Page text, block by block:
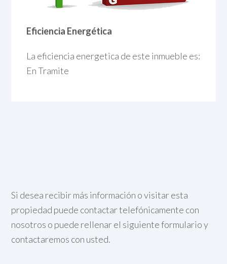
Eficiencia Energética
La eficiencia energetica de este inmueble es:
En Tramite
Si desea recibir más información o visitar esta
propiedad puede contactar telefónicamente con
nosotros o puede rellenar el siguiente formulario y
contactaremos con usted.